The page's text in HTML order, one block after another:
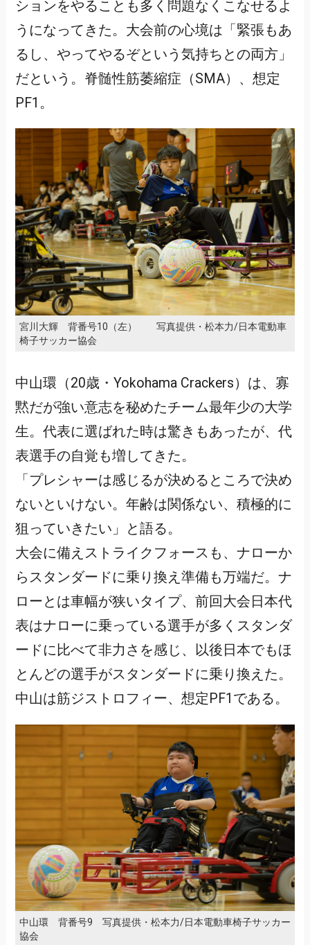
ションをやることも多く問題なくこなせるよ
うになってきた。大会前の心境は「緊張もあ
るし、やってやるぞという気持ちとの両方」
だという。脊髄性筋萎縮症（SMA）、想定
PF1。
宮川大輝 背番号10（左） 写真提供・松本力/日本電動車
椅子サッカー協会
中山環（20歳・Yokohama Crackers）は、寡
黙だが強い意志を秘めたチーム最年少の大学
生。代表に選ばれた時は驚きもあったが、代
表選手の自覚も増してきた。
「プレシャーは感じるが決めるところで決め
ないといけない。年齢は関係ない、積極的に
狙っていきたい」と語る。
大会に備えストライクフォースも、ナローか
らスタンダードに乗り換え準備も万端だ。ナ
ローとは車幅が狭いタイプ、前回大会日本代
表はナローに乗っている選手が多くスタンダ
ードに比べて非力さを感じ、以後日本でもほ
とんどの選手がスタンダードに乗り換えた。
中山は筋ジストロフィー、想定PF1である。
中山環 背番号9 写真提供・松本力/日本電動車椅子サッカー
協会